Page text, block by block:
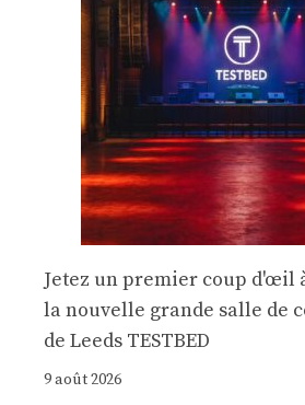
Jetez un premier coup d'œil
la nouvelle grande salle de
de Leeds TESTBED
9 août 2026